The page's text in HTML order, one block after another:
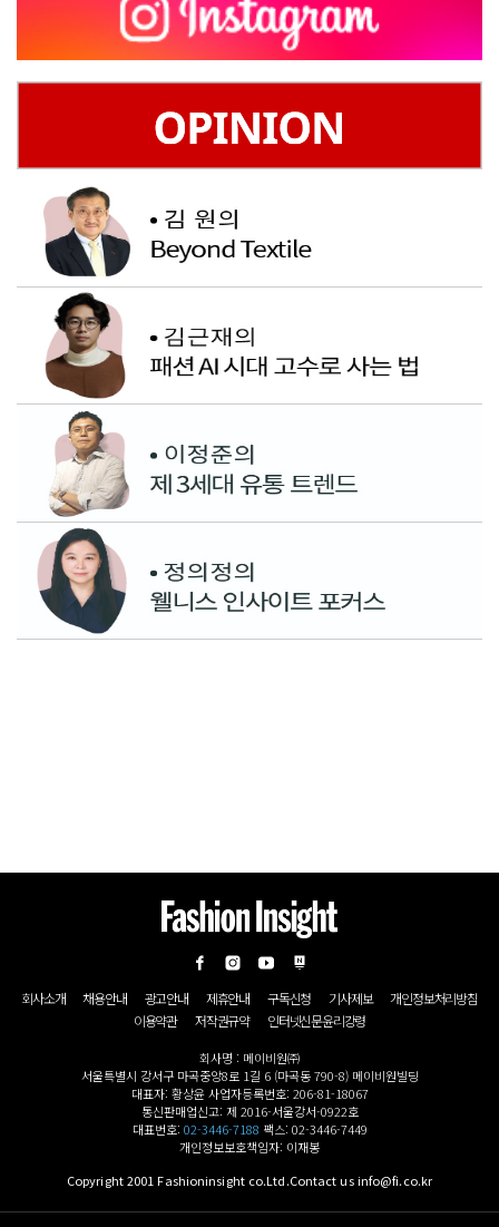
회사소개 채용안내 광고안내 제휴안내 구독신청 기사제보
개인정보처리방침
이용약관
저작권규약 인터넷신문윤리강령
회사명 : 메이비원㈜
서울특별시 강서구 마곡중앙8로 1길 6 (마곡동 790-8) 메이비원빌딩
대표자: 황상윤 사업자등록번호: 206-81-18067
통신판매업신고: 제 2016-서울강서-0922호
대표번호: 02-3446-7188 팩스: 02-3446-7449
개인정보보호책임자: 이재봉
Copyright 2001 Fashioninsight co.Ltd.Contact us info@fi.co.kr